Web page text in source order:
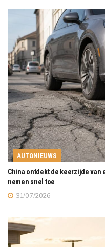
AUTONIEUWS
China ontdekt de keerzijde van
nemen snel toe
31/07/2026